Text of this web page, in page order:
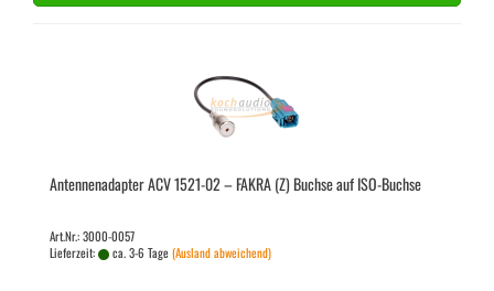
An­ten­nen­ad­ap­ter ACV 1521-​02 – FAKRA (Z) Buch­se auf ISO-​Buch­se
Art.Nr.: 3000-0057
Lieferzeit:
ca. 3-6 Tage(Ausland abweichend)